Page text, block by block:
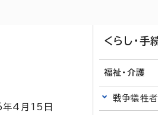
年4月 15 日
くらし・手
福祉・介護
戦争犠牲者